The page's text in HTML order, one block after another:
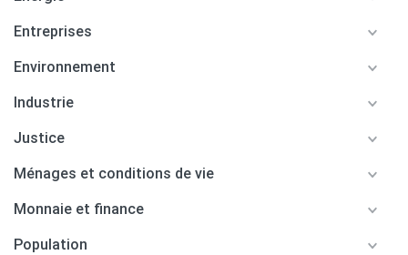
Entreprises
Environnement
Industrie
Justice
Ménages et conditions de vie
Monnaie et finance
Population